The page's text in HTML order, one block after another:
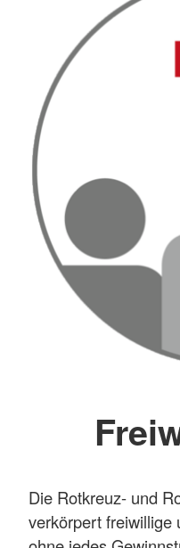
Die Rotkreuz- und
verkörpert freiwillige